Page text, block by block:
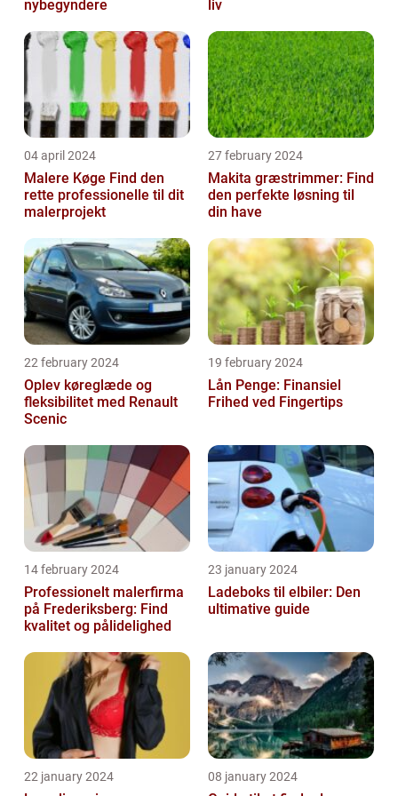
nybegyndere liv
04 april 2024
Malere Køge Find den
rette professionelle til dit
malerprojekt
27 february 2024
Makita græstrimmer: Find
den perfekte løsning til
din have
22 february 2024
Oplev køreglæde og
fleksibilitet med Renault
Scenic
19 february 2024
Lån Penge: Finansiel
Frihed ved Fingertips
14 february 2024
Professionelt malerfirma
på Frederiksberg: Find
kvalitet og pålidelighed
23 january 2024
Ladeboks til elbiler: Den
ultimative guide
22 january 2024 08 january 2024